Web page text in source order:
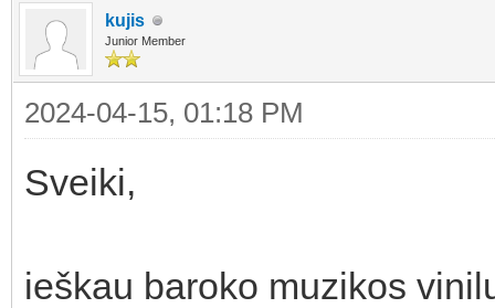
kujis
Junior Member
2024-04-15, 01:18 PM
Sveiki,
ieškau baroko muzikos